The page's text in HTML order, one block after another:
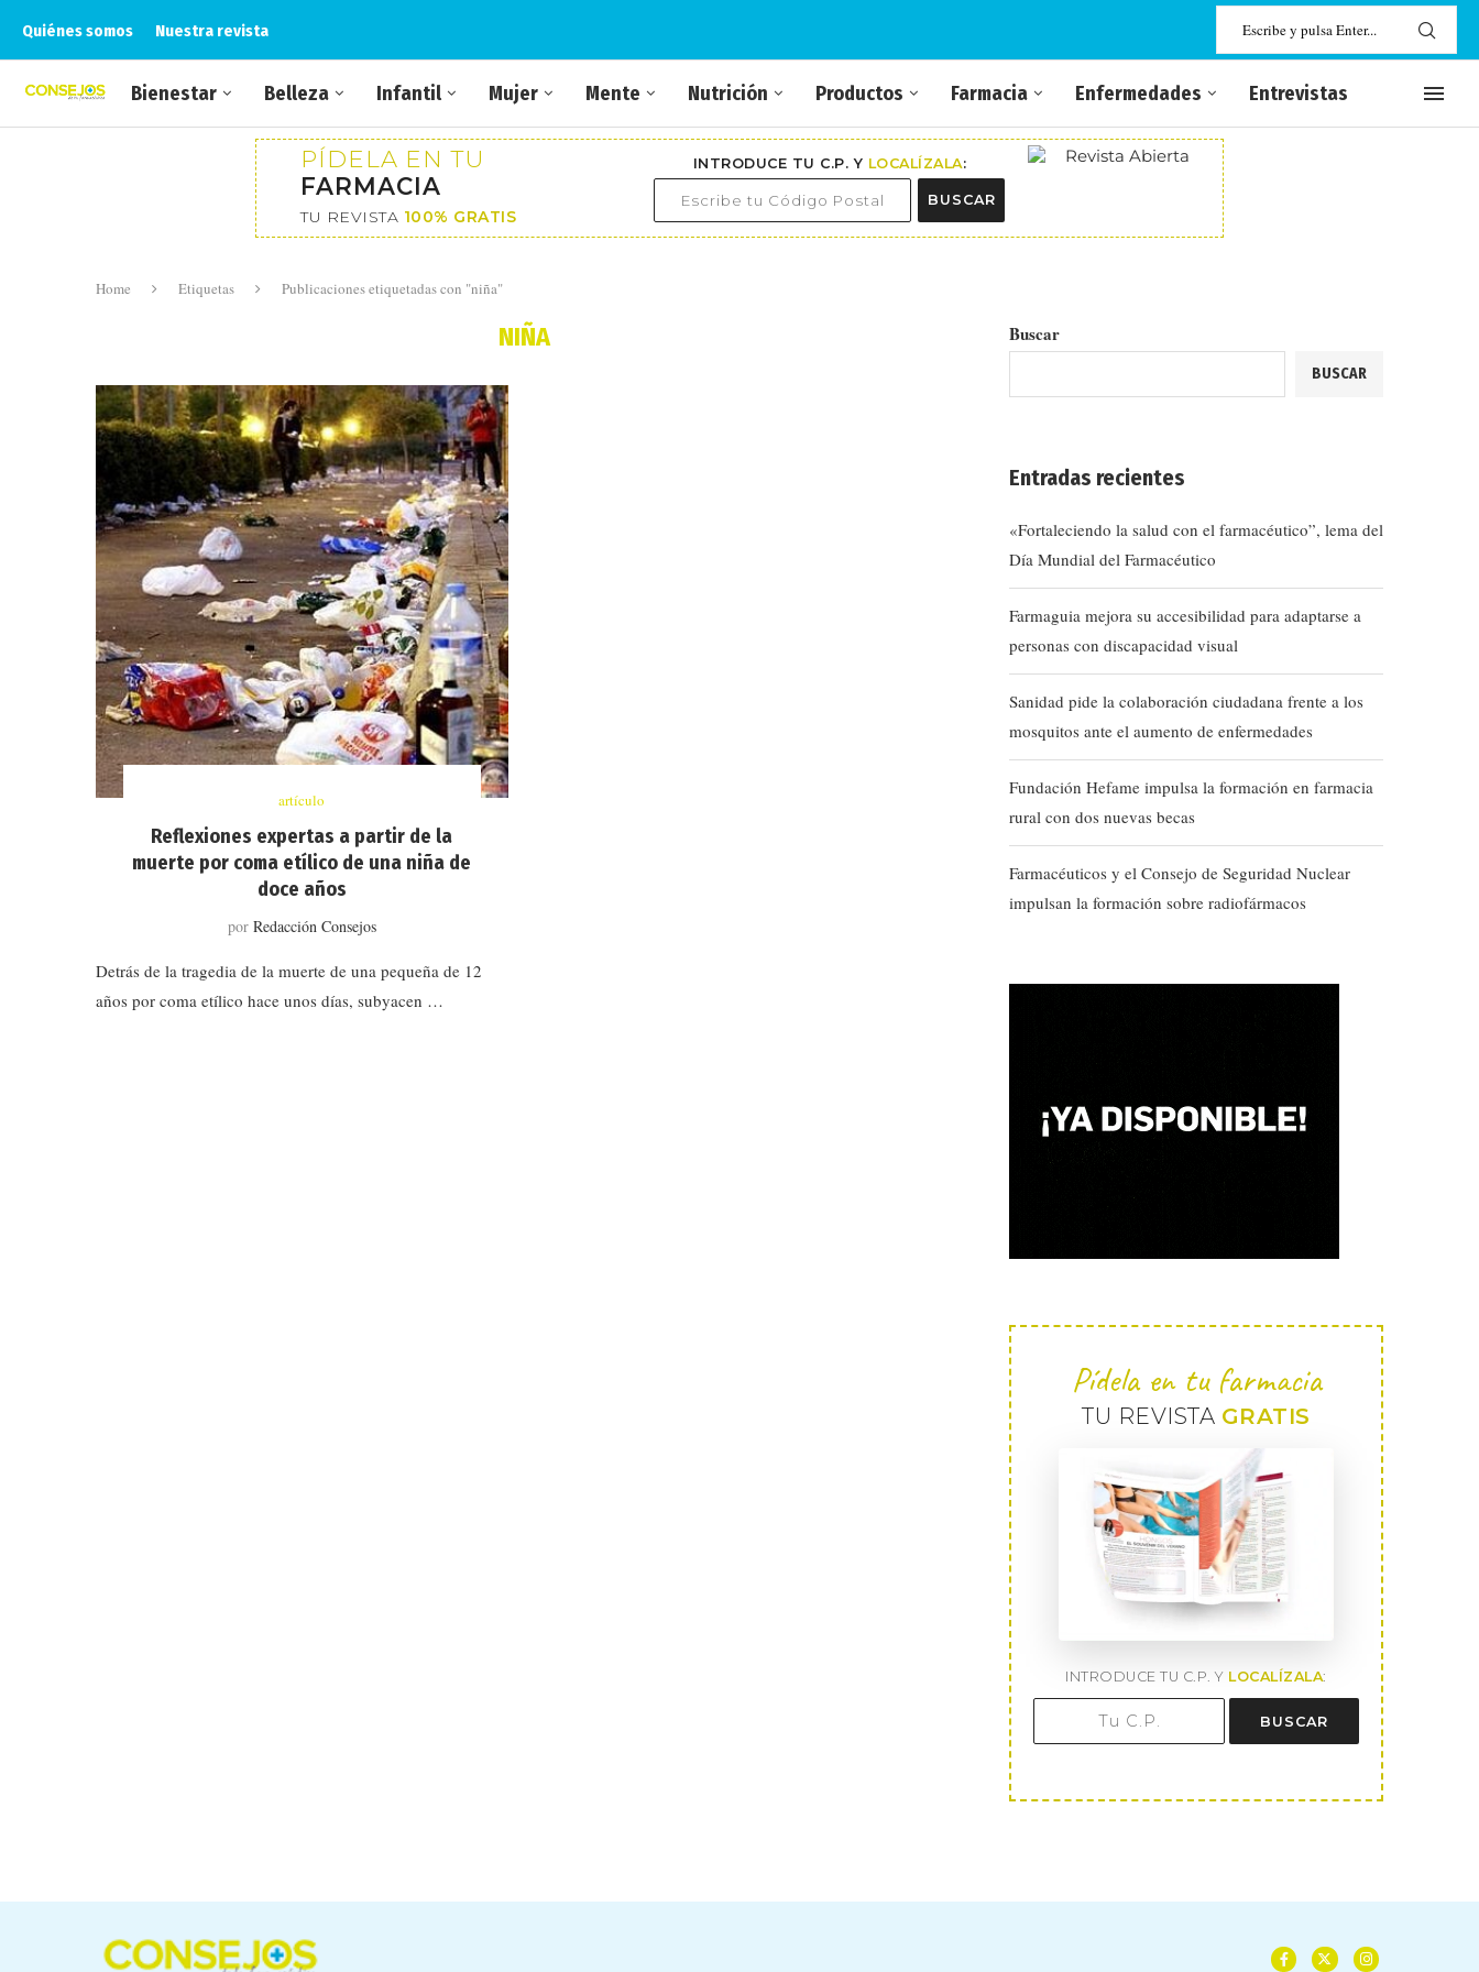
Quiénes somos Nuestra revista
Bienestar Belleza Infantil Mujer Mente Nutrición Productos Farmacia Enfermedades Entrevistas
PÍDELA EN TU
FARMACIA
TU REVISTA 100% GRATIS
INTRODUCE TU C.P. Y LOCALÍZALA:
BUSCAR
Home Etiquetas Publicaciones etiquetadas con "niña"
NIÑA
artículo
Reflexiones expertas a partir de la
muerte por coma etílico de una niña de
doce años
por Redacción Consejos
Detrás de la tragedia de la muerte de una pequeña de 12
años por coma etílico hace unos días, subyacen …
Buscar
BUSCAR
Entradas recientes
«Fortaleciendo la salud con el farmacéutico”, lema del
Día Mundial del Farmacéutico
Farmaguia mejora su accesibilidad para adaptarse a
personas con discapacidad visual
Sanidad pide la colaboración ciudadana frente a los
mosquitos ante el aumento de enfermedades
Fundación Hefame impulsa la formación en farmacia
rural con dos nuevas becas
Farmacéuticos y el Consejo de Seguridad Nuclear
impulsan la formación sobre radiofármacos
Pídela en tu farmacia
TU REVISTA GRATIS
INTRODUCE TU C.P. Y LOCALÍZALA:
BUSCAR